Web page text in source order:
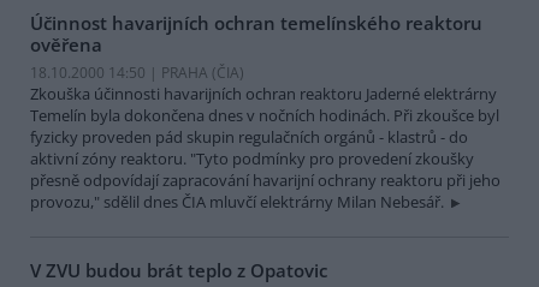
Účinnost havarijních ochran temelínského reaktoru
ověřena
18.10.2000 14:50 | PRAHA (ČIA)
Zkouška účinnosti havarijních ochran reaktoru Jaderné elektrárny
Temelín byla dokončena dnes v nočních hodinách. Při zkoušce byl
fyzicky proveden pád skupin regulačních orgánů - klastrů - do
aktivní zóny reaktoru. "Tyto podmínky pro provedení zkoušky
přesně odpovídají zapracování havarijní ochrany reaktoru při jeho
provozu," sdělil dnes ČIA mluvčí elektrárny Milan Nebesář.
V ZVU budou brát teplo z Opatovic